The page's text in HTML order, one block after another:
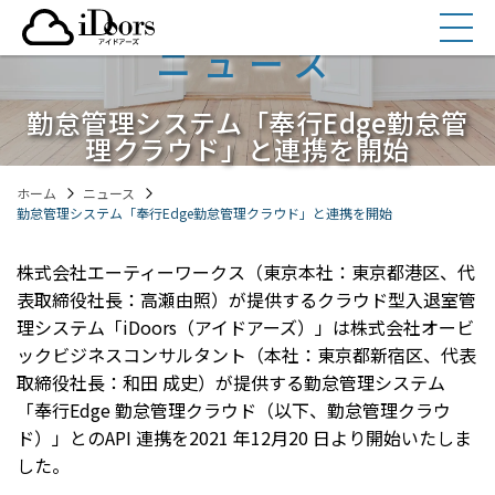
テ
へ
ス
ニュース
勤怠管理システム「奉行Edge勤怠管
理クラウド」と連携を開始
ホーム
ニュース
勤怠管理システム「奉行Edge勤怠管理クラウド」と連携を開始
株式会社エーティーワークス（東京本社：東京都港区、代
表取締役社長：高瀬由照）が提供するクラウド型入退室管
理システム「iDoors（アイドアーズ）」は株式会社オービ
ックビジネスコンサルタント（本社：東京都新宿区、代表
取締役社長：和田 成史）が提供する勤怠管理システム
「奉行Edge 勤怠管理クラウド（以下、勤怠管理クラウ
ド）」とのAPI 連携を2021 年12月20 日より開始いたしま
した。